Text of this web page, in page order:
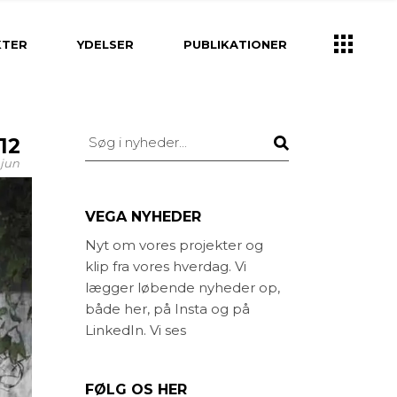
og Design
og
YDELSER
Brugerinddragelse
Strategisk planlægning
Helhedsplan
Projektering og
Byggeledelse
Idéoplæg og program
PUBLIKATIONER
og Design
Helhedsplan
Idéoplæg og program
Kirkegårds konsulent
Landskabsarkitekt
12
jun
Søg
VEGA NYHEDER
Nyt om vores projekter og
klip fra vores hverdag. Vi
lægger løbende nyheder op,
både her, på Insta og på
LinkedIn. Vi ses
FØLG OS HER